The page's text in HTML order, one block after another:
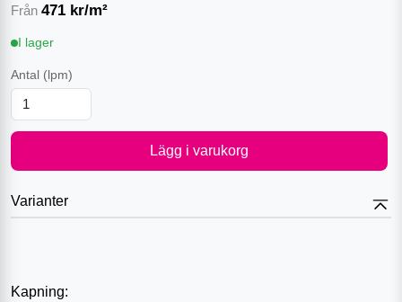
Från 471 kr/m²
I lager
Antal (lpm)
Lägg i varukorg
Varianter
Kapning: